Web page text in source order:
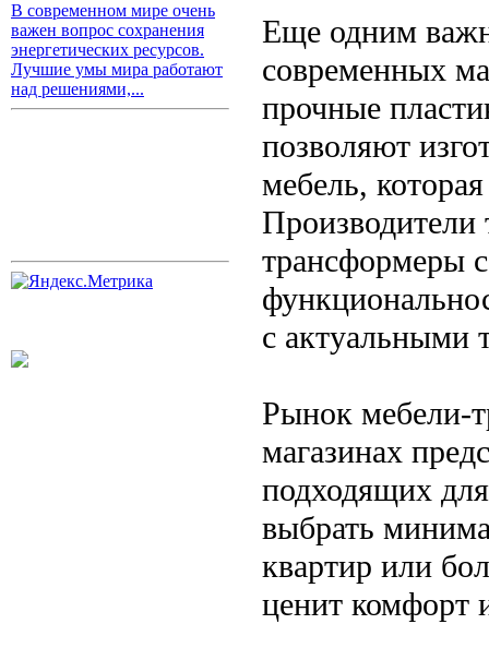
В современном мире очень
важен вопрос сохранения
энергетических ресурсов.
Лучшие умы мира работают
над решениями,...
Еще одним
современных
прочные
позволяют
мебель,
Производители
трансформеры
с актуальными
Рынок мебели-
магазинах
подходящих
выбрать
квартир или
ценит комфорт